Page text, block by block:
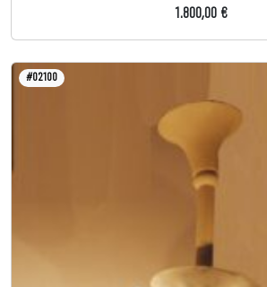
1.800,00 €
#02100